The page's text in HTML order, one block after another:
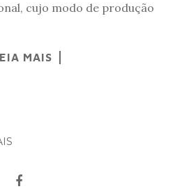
cujo modo de produção
MAIS